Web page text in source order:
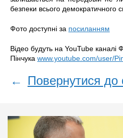
безпеки всього демократичного
Фото доступні за посиланням
Відео будуть на YouTube каналі
Пінчука www.youtube.com/user/
← Повернутися до